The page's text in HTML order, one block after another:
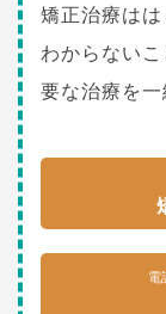
矯正治療はは
わからない
要な治療を一
電